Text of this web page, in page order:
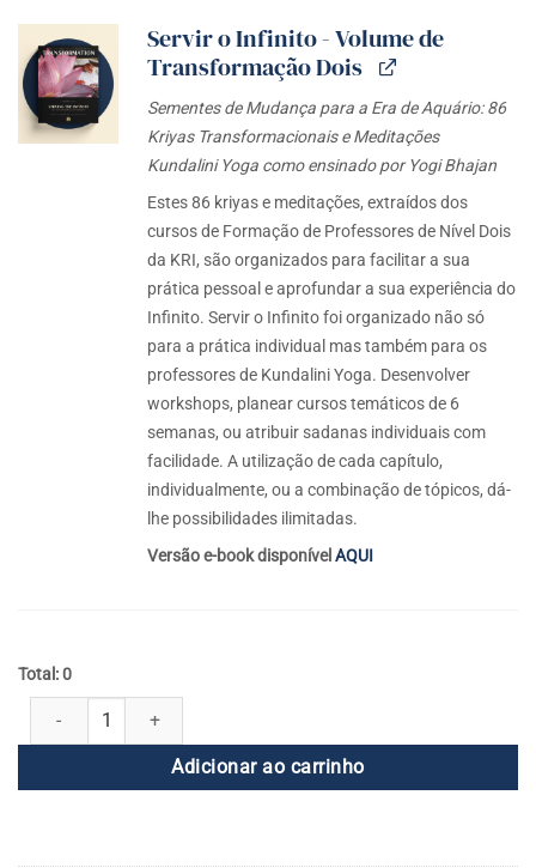
Servir o Infinito - Volume de
Transformação Dois
Sementes de Mudança para a Era de Aquário: 86
Kriyas Transformacionais e Meditações
Kundalini Yoga como ensinado por Yogi Bhajan
Estes 86 kriyas e meditações, extraídos dos
cursos de Formação de Professores de Nível Dois
da KRI, são organizados para facilitar a sua
prática pessoal e aprofundar a sua experiência do
Infinito. Servir o Infinito foi organizado não só
para a prática individual mas também para os
professores de Kundalini Yoga. Desenvolver
workshops, planear cursos temáticos de 6
semanas, ou atribuir sadanas individuais com
facilidade. A utilização de cada capítulo,
individualmente, ou a combinação de tópicos, dá-
lhe possibilidades ilimitadas.
Versão e-book disponível AQUI
Total: 0
Conjunto de Transformação - Volume Um e Dois quantidade
Adicionar ao carrinho